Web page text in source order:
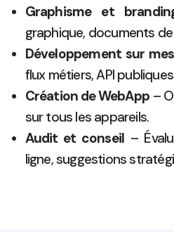
Graphisme et
graphique, documents
Développement sur
flux métiers, API
Création de WebApp –
sur tous les appareils.
Audit et conseil –
ligne, suggestions